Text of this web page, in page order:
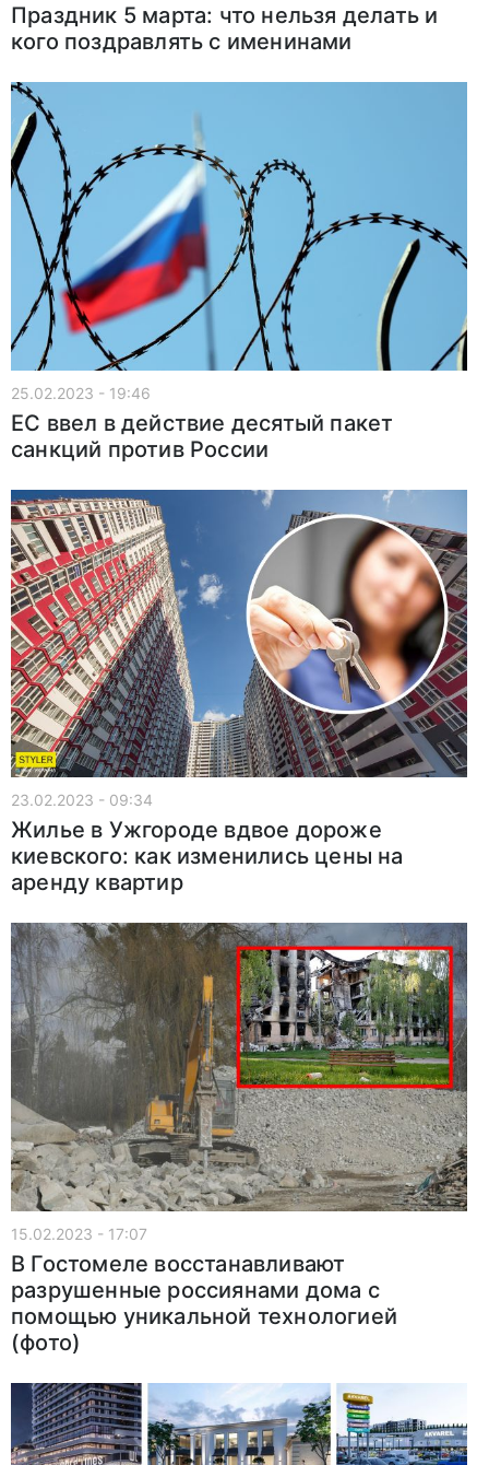
Праздник 5 марта: что нельзя делать и
кого поздравлять с именинами
25.02.2023 - 19:46
ЕС ввел в действие десятый пакет
санкций против России
23.02.2023 - 09:34
Жилье в Ужгороде вдвое дороже
киевского: как изменились цены на
аренду квартир
15.02.2023 - 17:07
В Гостомеле восстанавливают
разрушенные россиянами дома с
помощью уникальной технологией
(фото)